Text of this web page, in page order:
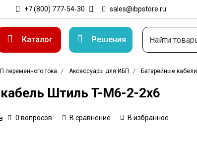
+7 (800) 777-54-30 sales@ibpstore.ru
Каталог Решения
переменного тока Аксессуары для ИБП Батарейные кабели
Штиль T-M6-2-2x6
0 вопросов В сравнение В избранное